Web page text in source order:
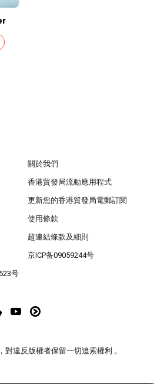
關於我們
香港貿發局流動應用程式
更新您的香港貿發局電郵訂閱
使用條款
超連結條款及細則
京ICP备09059244号
号
對違反版權者保留一切追索權利 。